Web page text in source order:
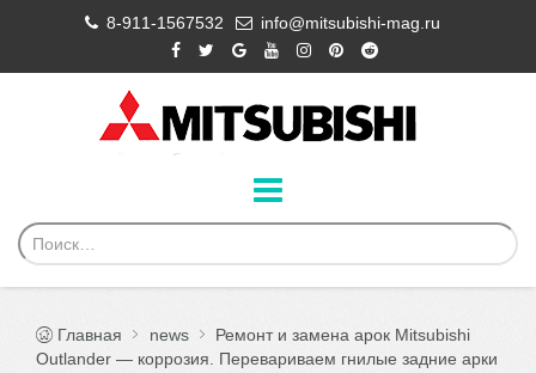
8-911-1567532 info@mitsubishi-mag.ru
Главная news
Ремонт и замена арок Mitsubishi
Outlander — коррозия. Перевариваем гнилые задние арки